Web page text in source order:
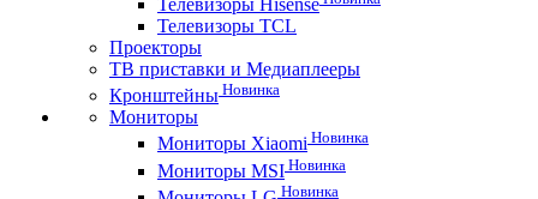
Телевизоры TCL
Проекторы
ТВ приставки и Медиаплееры
Кронштейны Новинка
Мониторы
Мониторы Xiaomi Новинка
Мониторы MSI Новинка
Новинка